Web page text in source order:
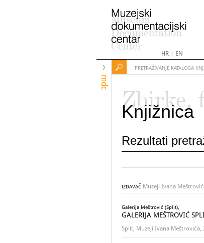
HR| EN
mdc
PRETRAŽIVANJE KATALOGA
Zbirke,
Knjižnica
Rezultati
IZDAVAČ Muzeji Ivana
Galerija Meštrović (Split),
GALERIJA MEŠTROVIĆ
Split, Muzeji Ivana Meštrovića,